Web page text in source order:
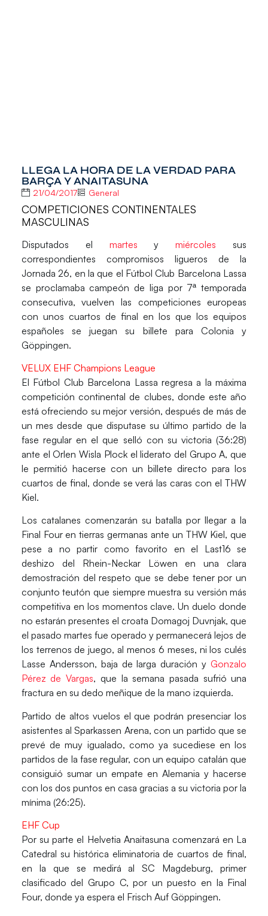
LLEGA LA HORA DE LA VERDAD PARA
BARÇA Y ANAITASUNA
21/04/2017 General
COMPETICIONES CONTINENTALES
MASCULINAS
Disputados el martes ymiércoles sus
correspondientes compromisos ligueros de la
Jornada 26, en la que el Fútbol Club Barcelona Lassa
se proclamaba campeón de liga por 7ª temporada
consecutiva, vuelven las competiciones europeas
con unos cuartos de final en los que los equipos
españoles se juegan su billete para Colonia y
Göppingen.
VELUX EHF Champions League
El Fútbol Club Barcelona Lassa regresa a la máxima
competición continental de clubes, donde este año
está ofreciendo su mejor versión, después de más de
un mes desde que disputase su último partido de la
fase regular en el que selló con su victoria (36:28)
ante el Orlen Wisla Plock el liderato del Grupo A, que
le permitió hacerse con un billete directo para los
cuartos de final, donde se verá las caras con el THW
Kiel.
Los catalanes comenzarán su batalla por llegar a la
Final Four en tierras germanas ante un THW Kiel, que
pese a no partir como favorito en el Last16 se
deshizo del Rhein-Neckar Löwen en una clara
demostración del respeto que se debe tener por un
conjunto teutón que siempre muestra su versión más
competitiva en los momentos clave. Un duelo donde
no estarán presentes el croata Domagoj Duvnjak, que
el pasado martes fue operado y permanecerá lejos de
los terrenos de juego, al menos 6 meses, ni los culés
Lasse Andersson, baja de larga duración yGonzalo
Pérez de Vargas, que la semana pasada sufrió una
fractura en su dedo meñique de la mano izquierda.
Partido de altos vuelos el que podrán presenciar los
asistentes alSparkassen Arena, con un partido que se
prevé de muy igualado, como ya sucediese en los
partidos de la fase regular, con un equipo catalán que
consiguió sumar un empate en Alemania y hacerse
con los dos puntos en casa gracias a su victoria por la
mínima (26:25).
EHF Cup
Por su parte el Helvetia Anaitasuna comenzará en La
Catedral su histórica eliminatoria de cuartos de final,
en la que se medirá al SC Magdeburg, primer
clasificado del Grupo C, por un puesto en la Final
Four, donde ya espera el Frisch Auf Göppingen.